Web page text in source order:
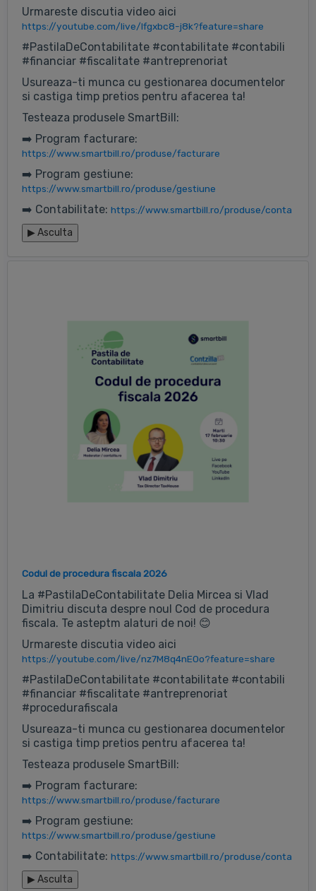
Urmareste discutia video aici
https://youtube.com/live/lfgxbc8-j8k?feature=share
#PastilaDeContabilitate #contabilitate #contabili
#financiar #fiscalitate #antreprenoriat
Usureaza-ti munca cu gestionarea documentelor
si castiga timp pretios pentru afacerea ta!
Testeaza produsele SmartBill:
➡️ Program facturare:
https://www.smartbill.ro/produse/facturare
➡️ Program gestiune:
https://www.smartbill.ro/produse/gestiune
➡️ Contabilitate: https://www.smartbill.ro/produse/conta
▶Asculta
Codul de procedura fiscala 2026
La #PastilaDeContabilitate Delia Mircea si Vlad
Dimitriu discuta despre noul Cod de procedura
fiscala. Te asteptm alaturi de noi! 😊
Urmareste discutia video aici
https://youtube.com/live/nz7M8q4nE0o?feature=share
#PastilaDeContabilitate #contabilitate #contabili
#financiar #fiscalitate #antreprenoriat
#procedurafiscala
Usureaza-ti munca cu gestionarea documentelor
si castiga timp pretios pentru afacerea ta!
Testeaza produsele SmartBill:
➡️ Program facturare:
https://www.smartbill.ro/produse/facturare
➡️ Program gestiune:
https://www.smartbill.ro/produse/gestiune
➡️ Contabilitate: https://www.smartbill.ro/produse/conta
▶Asculta